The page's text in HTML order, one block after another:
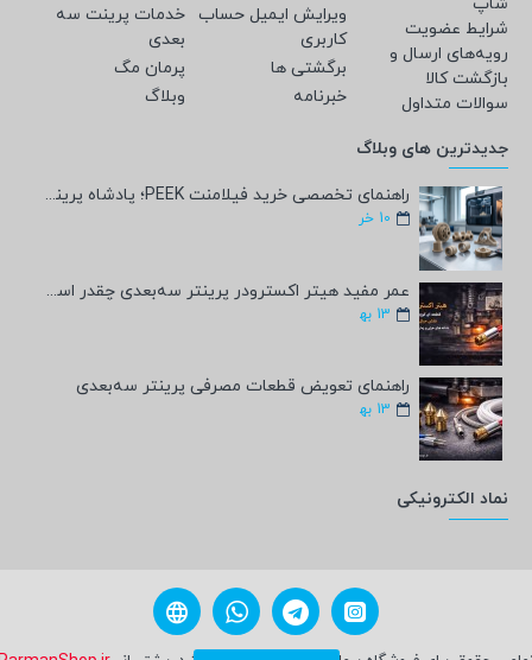
شرایط عضویت
رویه‌های ارسال و
بازگشت کالا
سوالات متداول
ویرایش ایمیل حساب
کاربری
برگشتی ها
خبرنامه
خدمات پرینت سه
بعدی
پرمان مگ
وبلاگ
جدیدترین های وبلاگ
راهنمای تخصصی خرید فیلامنت PEEK؛ پادشاه پرینت سه‌بعدی صنعتی و پزشکی + مشخصات فنی
10 خر
عمر مفید هیتر اکسترودر پرینتر سه‌بعدی چقدر است؟
13 به‍
راهنمای تعویض قطعات مصرفی پرینتر سه‌بعدی
13 به‍
نماد الکترونیکی